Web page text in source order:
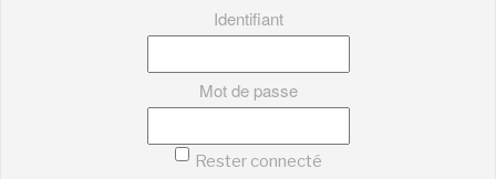
-
-
Identifiant
Mot de passe
Rester connecté